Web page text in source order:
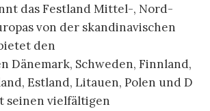
das Festland Mittel-, Nord-
von der skandinavischen
den
Dänemark, Schweden, Finnland,
, Estland, Litauen, Polen undD
seinen vielfältigen